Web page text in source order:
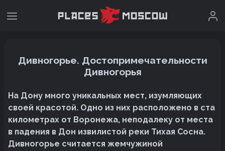
Дивногорье. Достопримечательности
Дивногорья
На Дону много уникальных мест, изумляющих
своей красотой. Одно из них расположено в ста
километрах от Воронежа, неподалеку от места
в падения в Дон извилистой реки Тихая Сосна.
Дивногорье считается жемчужиной